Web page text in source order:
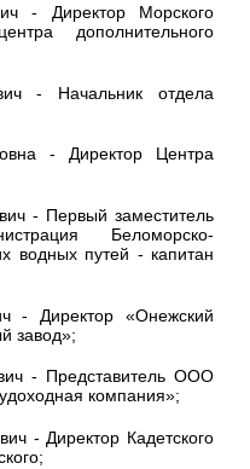
- Директор Морского
дополнительного
- Начальник отдела
- Директор Центра
- Первый заместитель
Беломорско-
водных путей - капитан
- Директор «Онежский
завод»;
- Представитель ООО
компания»;
- Директор Кадетского